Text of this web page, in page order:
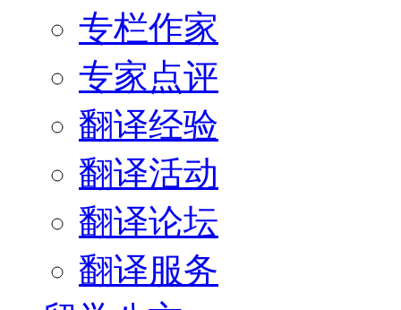
专栏作家
专家点评
翻译经验
翻译活动
翻译论坛
翻译服务